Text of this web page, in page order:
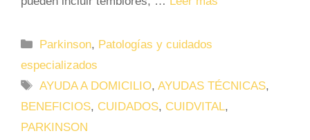
Categorías
Parkinson, Patologías y cuidados
especializados
Etiquetas
AYUDA A DOMICILIO,AYUDAS TÉCNICAS,
BENEFICIOS, CUIDADOS, CUIDVITAL,
PARKINSON